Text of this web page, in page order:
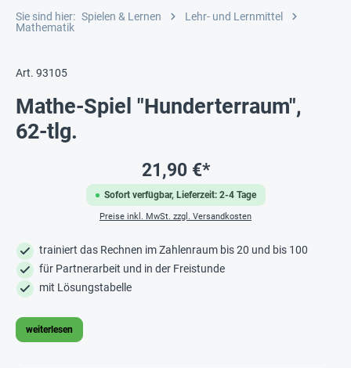
Sie sind hier: Spielen & Lernen
Lehr- und Lernmittel
Mathematik
Art. 93105
Mathe-Spiel "Hunderterraum",
62-tlg.
Sofort verfügbar, Lieferzeit: 2-4 Tage
21,90 €*
Preise inkl. MwSt. zzgl. Versandkosten
trainiert das Rechnen im Zahlenraum bis 20 und bis 100
für Partnerarbeit und in der Freistunde
mit Lösungstabelle
weiterlesen